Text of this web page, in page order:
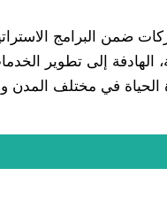
ضمن البرامج
الهادفة إلى تطوير
في مختلف المدن